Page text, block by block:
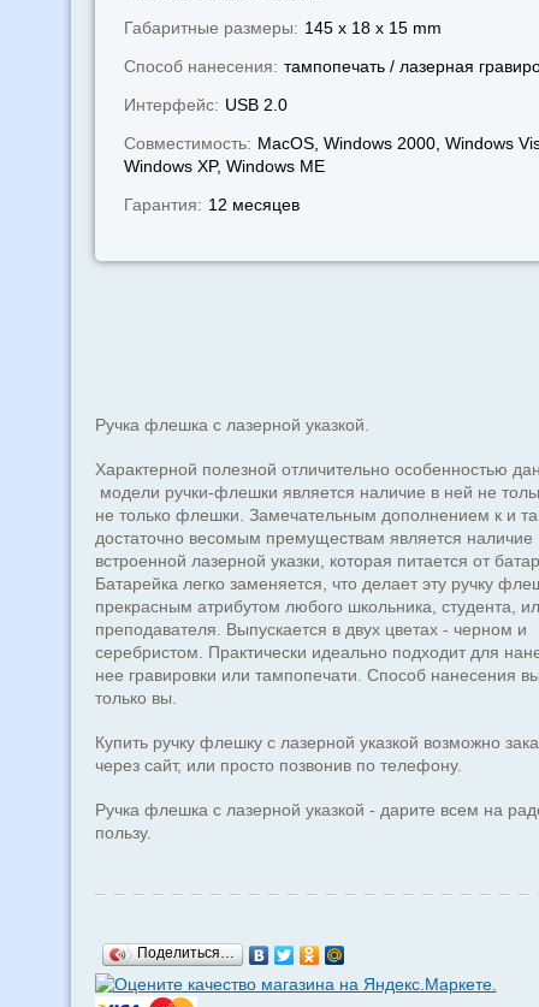
Габаритные размеры: 145 x 18 x 15 mm
Способ нанесения: тампопечать / лазерная
Интерфейс: USB 2.0
Совместимость: MacOS, Windows 2000, Windows
Windows XP, Windows МЕ
Гарантия: 12 месяцев
Ручка флешка с лазерной указкой.
Характерной полезной отличительно особенностью
модели ручки-флешки является наличие в ней не
не только флешки. Замечательным дополнением к и
достаточно весомым премуществам является наличие
встроенной лазерной указки, которая питается от
Батарейка легко заменяется, что делает эту ручку
прекрасным атрибутом любого школьника, студента,
преподавателя. Выпускается в двух цветах - черном и
серебристом. Практически идеально подходит для
нее гравировки или тампопечати. Способ нанесения
только вы.
Купить ручку флешку с лазерной указкой возможно
через сайт, или просто позвонив по телефону.
Ручка флешка с лазерной указкой - дарите всем на
пользу.
Поделиться…